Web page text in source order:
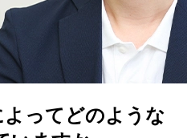
ってどのような